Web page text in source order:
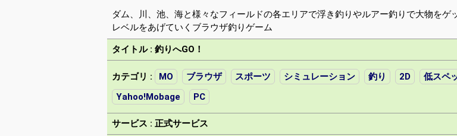
ダム、川、池、海と様々なフィールドの各エリアで浮き釣りやルアー釣りで大物をゲ
レベルをあげていくブラウザ釣りゲーム
タイトル : 釣りへGO！
カテゴリ : MO ブラウザ スポーツ シミュレーション 釣り 2D
低スペ
Yahoo!Mobage
PC
サービス : 正式サービス